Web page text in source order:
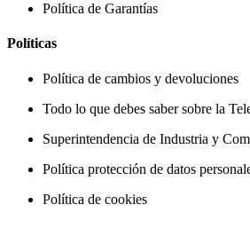
Política de Garantías
Políticas
Política de cambios y devoluciones
Todo lo que debes saber sobre la
Superintendencia de Industria y
Política protección de datos
Política de cookies